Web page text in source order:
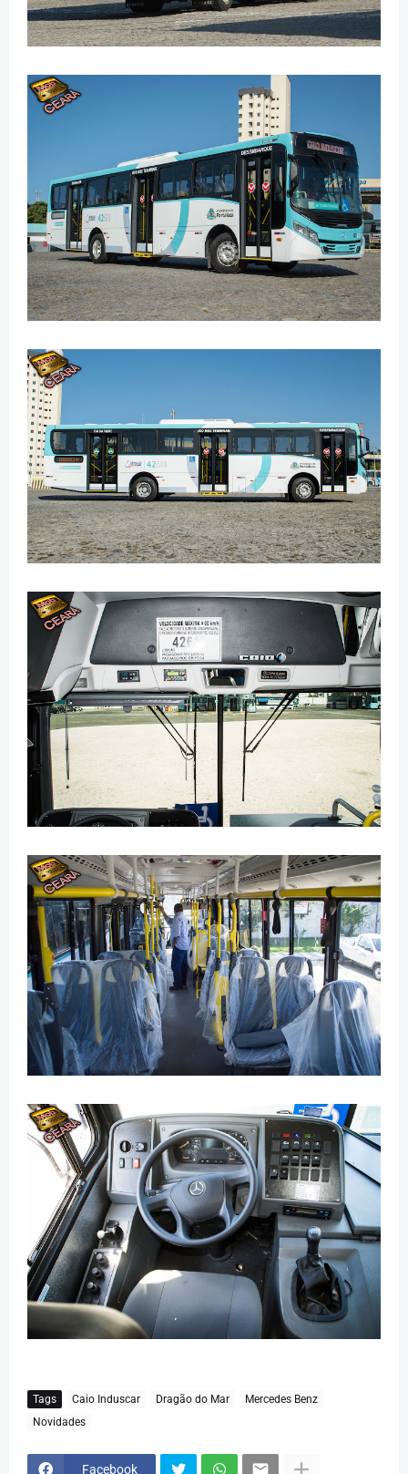
Tags Caio Induscar Dragão do Mar
Mercedes Benz
Novidades
Facebook